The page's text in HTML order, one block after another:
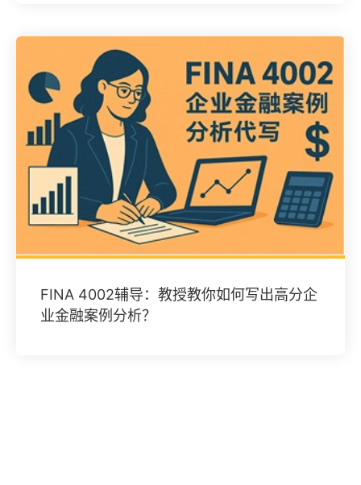
FINA 4002辅导：教授教你如何写出高分企
业金融案例分析？